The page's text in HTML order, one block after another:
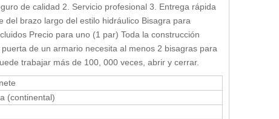
de calidad 2. Servicio profesional 3. Entrega rápida
brazo largo del estilo hidráulico Bisagra para
Precio para uno (1 par) Toda la construcción
de un armario necesita al menos 2 bisagras para
trabajar más de 100, 000 veces, abrir y cerrar.
(continental)